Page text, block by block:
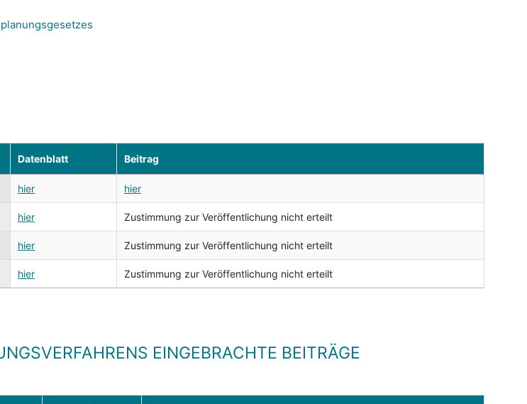
Datenblatt Beitrag
hier hier
hier Zustimmung zur Veröffentlichung nicht erteilt
hier Zustimmung zur Veröffentlichung nicht erteilt
hier Zustimmung zur Veröffentlichung nicht erteilt
EINGEBRACHTE BEITRÄGE